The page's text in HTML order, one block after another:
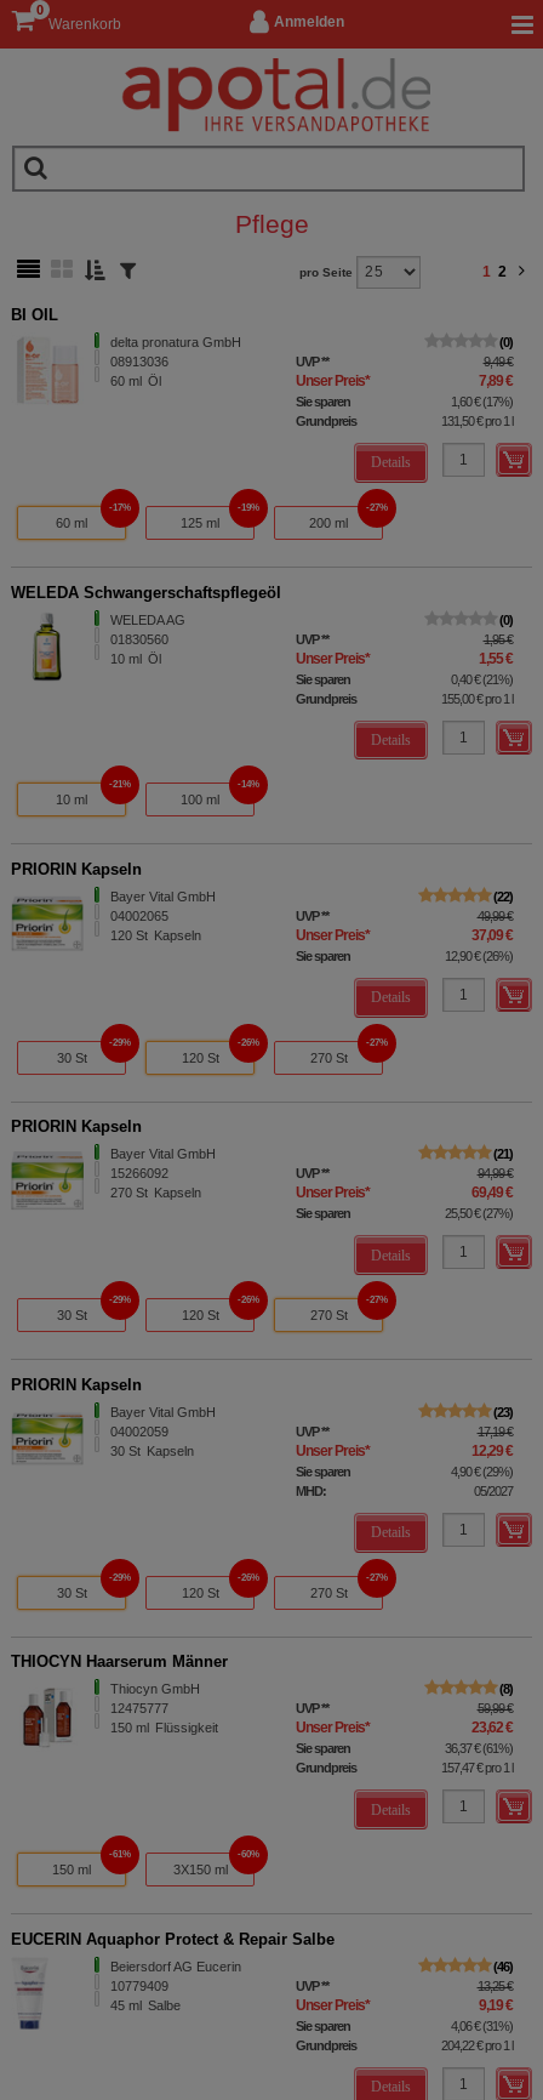
Anmelden
Warenkorb
0
Pflege
pro Seite 1 2
BI OIL
delta pronatura GmbH
08913036
60 ml Öl
0
UVP** 9,49 €
Unser Preis* 7,89 €
Sie sparen 1,60 €(17%)
Grundpreis
131,50 €pro 1 l
Details
60 ml
17%
125 ml
19%
200 ml
27%
WELEDA Schwangerschaftspflegeöl
WELEDA AG
01830560
10 ml Öl
0
UVP** 1,95 €
Unser Preis* 1,55 €
Sie sparen 0,40 €(21%)
Grundpreis
155,00 €pro 1 l
Details
10 ml
21%
100 ml
14%
PRIORIN Kapseln
Bayer Vital GmbH
04002065
120 St Kapseln
22
UVP** 49,99 €
Unser Preis* 37,09 €
Sie sparen 12,90 €(26%)
Details
30 St
29%
120 St
26%
270 St
27%
PRIORIN Kapseln
Bayer Vital GmbH
15266092
270 St Kapseln
21
UVP** 94,99 €
Unser Preis* 69,49 €
Sie sparen 25,50 €(27%)
Details
30 St
29%
120 St
26%
270 St
27%
PRIORIN Kapseln
Bayer Vital GmbH
04002059
30 St Kapseln
23
UVP** 17,19 €
Unser Preis* 12,29 €
Sie sparen 4,90 €(29%)
MHD:
05/2027
Details
30 St
29%
120 St
26%
270 St
27%
THIOCYN Haarserum Männer
Thiocyn GmbH
12475777
150 ml Flüssigkeit
8
UVP** 59,99 €
Unser Preis* 23,62 €
Sie sparen 36,37 €(61%)
Grundpreis
157,47 €pro 1 l
Details
150 ml
61%
3X150 ml
60%
EUCERIN Aquaphor Protect & Repair Salbe
Beiersdorf AG Eucerin
10779409
45 ml Salbe
46
UVP** 13,25 €
Unser Preis* 9,19 €
Sie sparen 4,06 €(31%)
Grundpreis
204,22 €pro 1 l
Details